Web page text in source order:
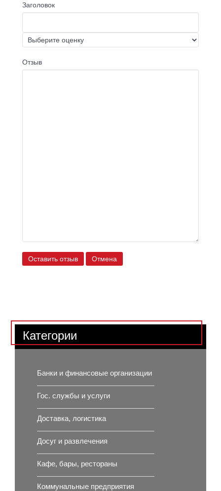
Заголовок
Отзыв
Оставить отзыв Отмена
Категории
Банки и финансовые организации
Гос. службы и услуги
Доставка, логистика
Досуг и развлечения
Кафе, бары, рестораны
Коммунальные предприятия